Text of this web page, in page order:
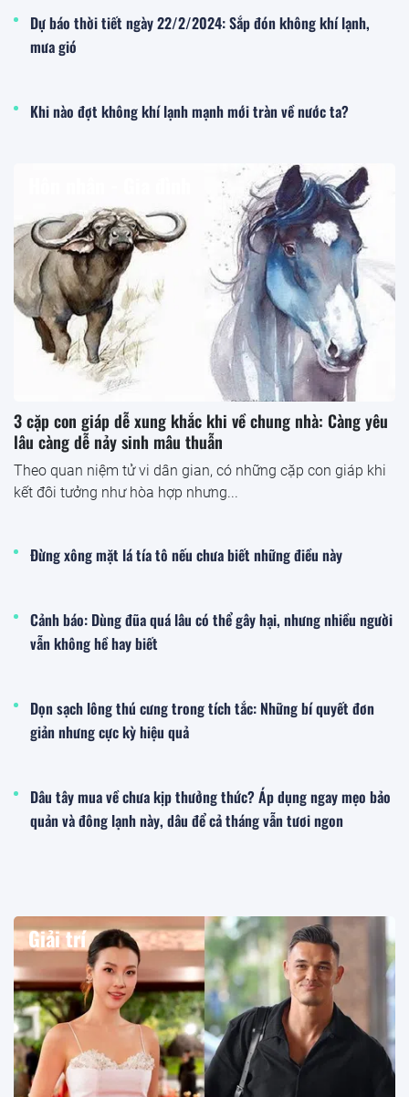
Dự báo thời tiết ngày 22/2/2024: Sắp đón không khí lạnh,
mưa gió
Khi nào đợt không khí lạnh mạnh mới tràn về nước ta?
3 cặp con giáp dễ xung khắc khi về chung nhà: Càng yêu
lâu càng dễ nảy sinh mâu thuẫn
Theo quan niệm tử vi dân gian, có những cặp con giáp khi
kết đôi tưởng như hòa hợp nhưng...
Đừng xông mặt lá tía tô nếu chưa biết những điều này
Cảnh báo: Dùng đũa quá lâu có thể gây hại, nhưng nhiều người
vẫn không hề hay biết
Dọn sạch lông thú cưng trong tích tắc: Những bí quyết đơn
giản nhưng cực kỳ hiệu quả
Dâu tây mua về chưa kịp thưởng thức? Áp dụng ngay mẹo bảo
quản và đông lạnh này, dâu để cả tháng vẫn tươi ngon
Giải trí